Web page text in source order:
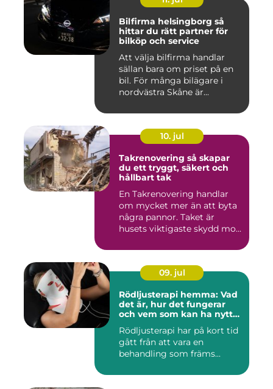
Bilfirma helsingborg så
hittar du rätt partner för
bilköp och service
Att välja bilfirma handlar
sällan bara om priset på en
bil. För många bilägare i
nordvästra Skåne är...
10. jul
Takrenovering så skapar
du ett tryggt, säkert och
hållbart tak
En Takrenovering handlar
om mycket mer än att byta
några pannor. Taket är
husets viktigaste skydd mo...
09. jul
Rödljusterapi hemma: Vad
det är, hur det fungerar
och vem som kan ha nytta
Rödljusterapi har på kort tid
gått från att vara en
behandling som främs...